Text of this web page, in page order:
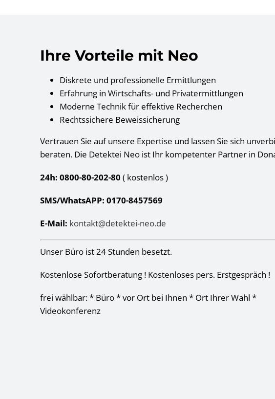
Ihre Vorteile mit Neo
Diskrete und professionelle Ermittlungen
Erfahrung in Wirtschafts- und Privatermittlungen
Moderne Technik für effektive Recherchen
Rechtssichere Beweissicherung
Vertrauen Sie auf unsere Expertise und lassen Sie sich
beraten. Die Detektei Neo ist Ihr kompetenter Partner in
24h: 0800-80-202-80 ( kostenlos)
SMS/WhatsAPP: 0170-8457569
E-Mail: kontakt@detektei-neo.de
Unser Büro ist 24 Stunden besetzt.
Kostenlose Sofortberatung ! Kostenloses pers. Erstgespräch !
frei wählbar: * Büro * vor Ort bei Ihnen * Ort Ihrer Wahl *
Videokonferenz